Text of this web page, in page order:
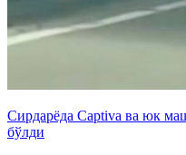
Сирдарёда Captiva ва юк
бўлди